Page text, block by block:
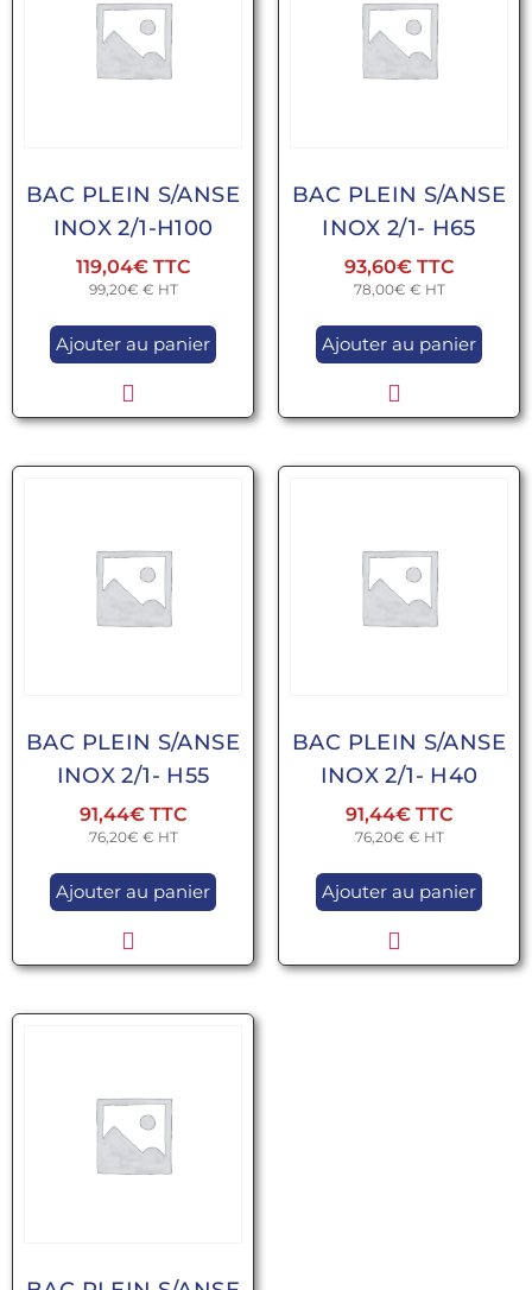
BAC PLEIN S/ANSE
INOX 2/1-H100
119,04€
99,20€ € HT
Ajouter au panier
BAC PLEIN S/ANSE
INOX 2/1- H65
93,60€
78,00€ € HT
Ajouter au panier
BAC PLEIN S/ANSE
INOX 2/1- H55
91,44€
76,20€ € HT
Ajouter au panier
BAC PLEIN S/ANSE
INOX 2/1- H40
91,44€
76,20€ € HT
Ajouter au panier